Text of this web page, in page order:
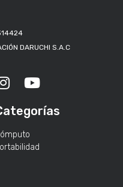
DARUCHI S.A.C